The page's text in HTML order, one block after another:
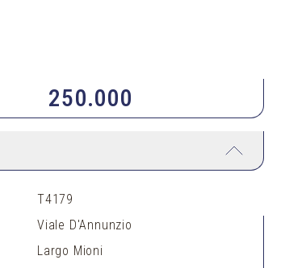
250.000
T4179
Viale D'Annunzio
Largo Mioni